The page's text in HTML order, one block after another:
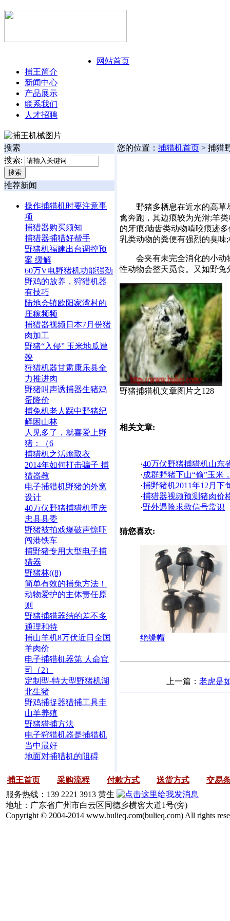
126年8月7日 星期五
网站首页
捕王简介
新闻中心
产品展示
联系我们
人才招聘
搜索
搜索:
推荐新闻
操作捕猎机时要注意事
项
捕猎器购买须知
捕猎器捕猎好帮手
野猪机福建出台调控预
案 缓解
60万V电野猪机功能强劲
野鸡的放养，狩猎机器
有技巧
陆地会镇欧阳家湾村的
庄稼频频
捕猎器视频日本7月份猪
肉加工
野猪“入侵” 玉米地瓜遭
殃
狩猎机器甘肃康乐县全
力推进肉
野猪叫声诱捕器生猪鸡
蛋降价
捕兔机老人踩中野猪纪
峄困山林
人见多了，就喜爱上野
猪：（6
捕猎机之活蟾取衣
2014年如何打击骗子 捕
猎器教
电子捕猎机野猪的外窝
设计
40万伏野猪捕猎机重庆
忠县县委
野猪被拍戏爆破声惊吓
闯港铁车
捕野猪专用大型电子捕
猎器
野猪林((8)
简单有效的捕兔方法！
动物爱护的主体责任原
则
野猪捕猎器结的差不多
通理和特
捕山羊机8万伏近日全国
羊肉价
电子捕猎机器第 人命官
司（2）
定制型-特大型野猪机湖
北生猪
野鸡捕捉器猎捕工具圭
山羊养殖
野猪猎捕方法
电子狩猎机器是捕猎机
当中最好
地面对捕猎机的阻碍
您的位置： 捕猎机首页 > 捕猎
野猪多栖息在近水的高草丛
禽奔跑，其边痕较为光滑;羊
的牙痕;啮齿类动物啃咬痕迹
乳类动物的粪便有强烈的臭
会夹有未完全消化的小动物
性动物会整天觅食。又如野
野猪捕猎机文章图片之128
相关文章:
·40万伏野猪捕猎机山东
·成群野猪下山“偷”玉米
·捕野猪机2011年12月下
·捕猎器视频预测猪肉价
·野外遇险求救信号常识
猜您喜欢:
绝缘帽
上一篇：老虎是
捕王首页 采购流程 付款方式 送货方式
交易
服务热线：139 2221 3913 黄生
地址：广东省广州市白云区同德乡横窖大道1号(旁)
Copyright © 2004-2014 www.bulieq.com(bulieq.com) All rights